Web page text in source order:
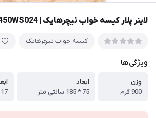
لاینر پلار کیسه خواب نیچرهایک | CNK2450WS024
کیسه خواب نیچرهایک
ویژگی‌ها
وزن
900 گرم
ابعاد
75 * 185 سانتی متر
17 * 27 سانتی متر